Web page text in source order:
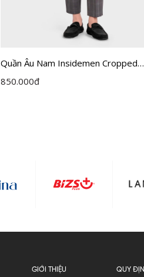
Quần Âu Nam Insidemen Cropped
ITR030F0H0
850.000đ
GIỚI THIỆU QUY